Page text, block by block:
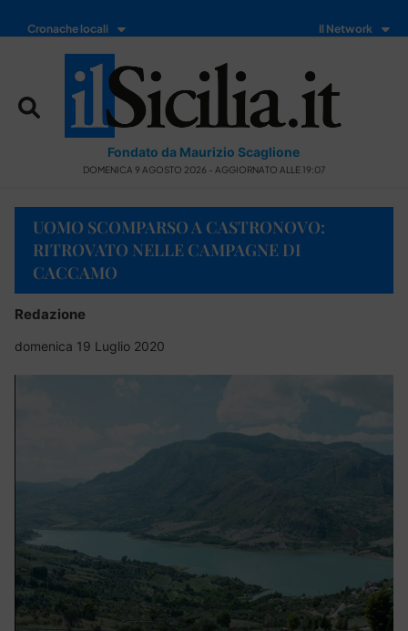
Cronache locali Il Network
Fondato da Maurizio Scaglione
DOMENICA 9 AGOSTO 2026 - AGGIORNATO ALLE 19:07
UOMO SCOMPARSO A CASTRONOVO:
RITROVATO NELLE CAMPAGNE DI
CACCAMO
Redazione
domenica 19 Luglio 2020